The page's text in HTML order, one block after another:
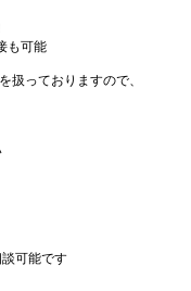
も可能
扱っておりますので、
可能です